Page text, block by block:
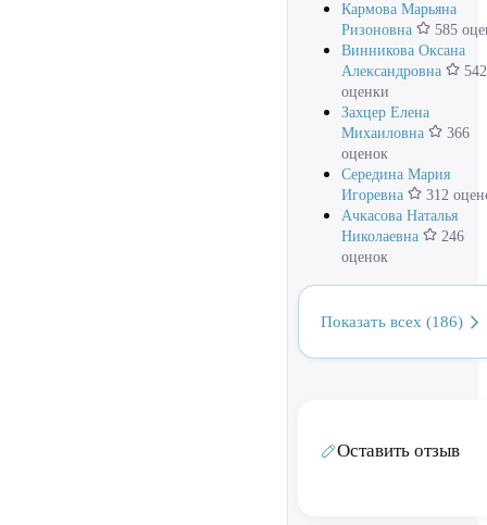
Кармова Марьяна
Ризоновна
585
Винникова Оксана
Александровна
542
оценки
Захцер Елена
Михаиловна
366
оценок
Середина Мария
Игоревна
312
Ачкасова Наталья
Николаевна
246
оценок
Показать всех (186)
Оставить отзыв